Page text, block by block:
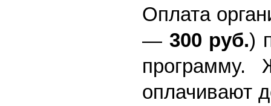
Оплата
— 300 руб.)
программу.
оплачивают